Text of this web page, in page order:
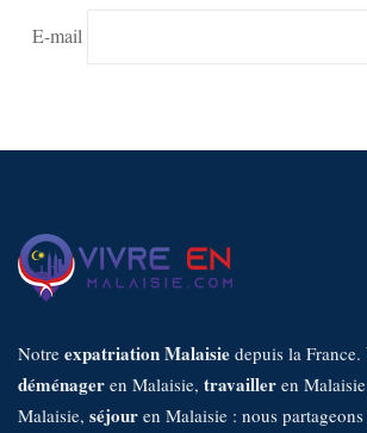
E-mail
Notre expatriation Malaisie depuis la France.
déménager en Malaisie, travailler en
Malaisie, séjour en Malaisie : nous